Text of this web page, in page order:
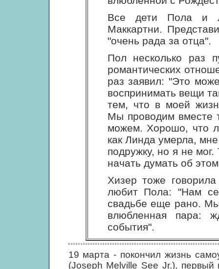
Все дети Пола и
Маккартни.
"очень рада за отца".
Пол несколько раз
романтических
раз заявил: "Это
воспринимать вещи
тем, что в моей
Мы проводим вместе
можем. Хорошо, что
как Линда умерла,
подружку, но я не мог.
начать думать об
Хизер тоже
любит Пола: "Нам
свадьбе еще рано.
влюбленная пара:
события".
19 марта - покончил жизнь
(Joseph Melville See Jr.),